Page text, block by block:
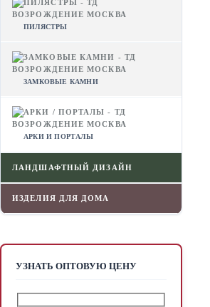
ПИЛЯСТРЫ
ЗАМКОВЫЕ КАМНИ
АРКИ И ПОРТАЛЫ
ЛАНДШАФТНЫЙ ДИЗАЙН
ИЗДЕЛИЯ ДЛЯ ДОМА
УЗНАТЬ ОПТОВУЮ ЦЕНУ